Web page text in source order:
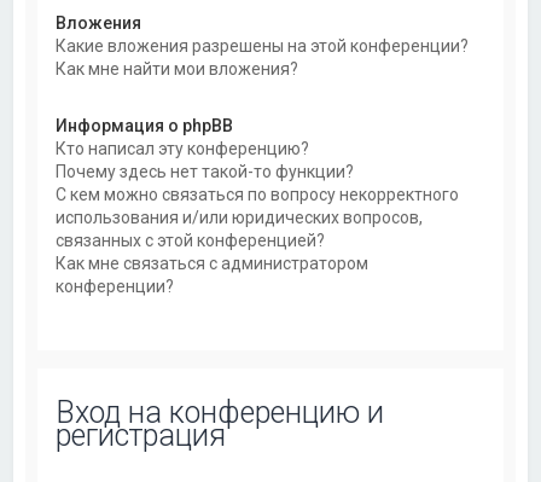
Вложения
Какие вложения разрешены на этой конференции?
Как мне найти мои вложения?
Информация о phpBB
Кто написал эту конференцию?
Почему здесь нет такой-то функции?
С кем можно связаться по вопросу некорректного
использования и/или юридических вопросов,
связанных с этой конференцией?
Как мне связаться с администратором
конференции?
Вход на конференцию и
регистрация